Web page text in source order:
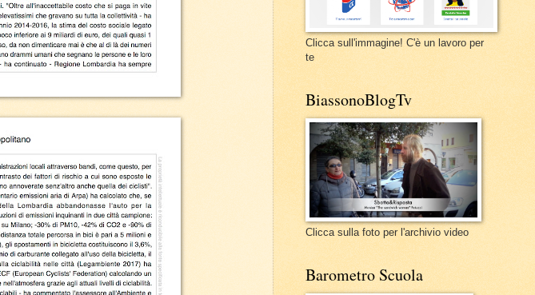
Clicca sull'immagine! C'è un lavoro per
te
BiassonoBlogTv
Clicca sulla foto per l'archivio video
Barometro Scuola